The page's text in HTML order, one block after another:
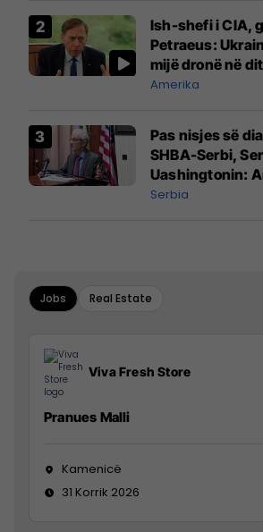
Ish-shefi i CIA,
Petraeus:
mijë dronë në
mbetet shumë
Amerika
Pas nisjes së
SHBA-Serbi,
Uashingtonin:
Banjskën,
Serbia
Jobs Real Estate
Viva Fresh Store
Pranues Malli
Kamenicë
31 Korrik 2026